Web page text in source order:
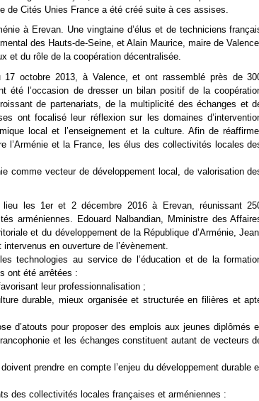
de Cités Unies France a été créé suite à ces assises.
à Erevan. Une vingtaine d’élus et de techniciens
des Hauts-de-Seine, et Alain Maurice, maire de
et du rôle de la coopération décentralisée.
17 octobre 2013, à Valence, et ont rassemblé près de
été l’occasion de dresser un bilan positif de la
de partenariats, de la multiplicité des échanges et
ont focalisé leur réflexion sur les domaines
local et l’enseignement et la culture. Afin de
l’Arménie et la France, les élus des collectivités locales
comme vecteur de développement local, de valorisation
lieu les 1er et 2 décembre 2016 à Erevan, réunissant
arméniennes. Edouard Nalbandian, Mministre des
et du développement de la République d’Arménie,
en ouverture de l’évènement.
technologies au service de l’éducation et de la
ont été arrêtées :
leur professionnalisation ;
durable, mieux organisée et structurée en filières et
d’atouts pour proposer des emplois aux jeunes diplômés
et les échanges constituent autant de vecteurs
prendre en compte l’enjeu du développement durable
des collectivités locales françaises et arméniennes :